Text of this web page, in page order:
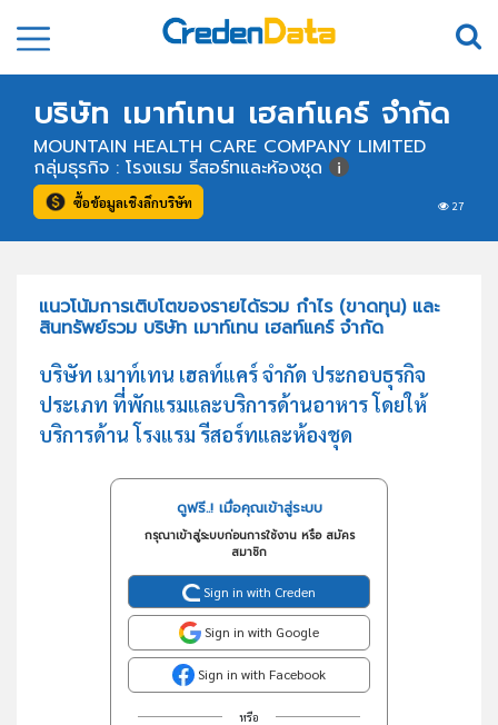
บริษัท เมาท์เทน เฮลท์แคร์ จำกัด
MOUNTAIN HEALTH CARE COMPANY LIMITED
27
กลุ่มธุรกิจ : โรงแรม รีสอร์ทและห้องชุด
ซื้อข้อมูลเชิงลึกบริษัท
แนวโน้มการเติบโตของรายได้รวม กำไร (ขาดทุน) และ
สินทรัพย์รวม บริษัท เมาท์เทน เฮลท์แคร์ จำกัด
บริษัท เมาท์เทน เฮลท์แคร์ จำกัด ประกอบธุรกิจ
ประเภท ที่พักแรมและบริการด้านอาหาร โดยให้
บริการด้าน โรงแรม รีสอร์ทและห้องชุด
ดูฟรี..! เมื่อคุณเข้าสู่ระบบ
กรุณาเข้าสู่ระบบก่อนการใช้งาน หรือ สมัคร
สมาชิก
Sign in with Creden
Sign in with Google
Sign in with Facebook
หรือ